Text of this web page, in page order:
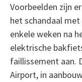
Voorbeelden zijn
het schandaal
enkele weken na
elektrische
faillissement aan.
Airport, in